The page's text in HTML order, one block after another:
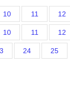
10 11 12
10 11 12
24 25